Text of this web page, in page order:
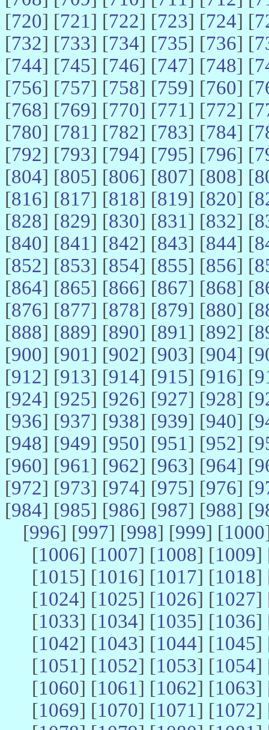
[720] [721] [722] [723] [724] [
[732] [733] [734] [735] [736] [
[744] [745] [746] [747] [748] [
[756] [757] [758] [759] [760] [
[768] [769] [770] [771] [772] [
[780] [781] [782] [783] [784] [
[792] [793] [794] [795] [796] [
[804] [805] [806] [807] [808] [
[816] [817] [818] [819] [820] [
[828] [829] [830] [831] [832] [
[840] [841] [842] [843] [844] [
[852] [853] [854] [855] [856] [
[864] [865] [866] [867] [868] [
[876] [877] [878] [879] [880] [
[888] [889] [890] [891] [892] [
[900] [901] [902] [903] [904] [
[912] [913] [914] [915] [916] [
[924] [925] [926] [927] [928] [
[936] [937] [938] [939] [940] [
[948] [949] [950] [951] [952] [
[960] [961] [962] [963] [964] [
[972] [973] [974] [975] [976] [
[984] [985] [986] [987] [988] [
[996] [997] [998] [999] [1000
[1006] [1007] [1008] [1009]
[1015] [1016] [1017] [1018]
[1024] [1025] [1026] [1027]
[1033] [1034] [1035] [1036]
[1042] [1043] [1044] [1045]
[1051] [1052] [1053] [1054]
[1060] [1061] [1062] [1063]
[1069] [1070] [1071] [1072]